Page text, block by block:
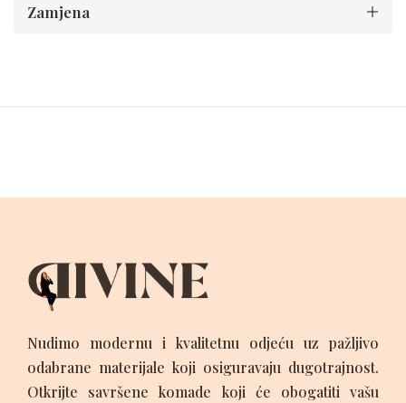
Zamjena
Nudimo modernu i kvalitetnu odjeću uz pažljivo
odabrane materijale koji osiguravaju dugotrajnost.
Otkrijte savršene komade koji će obogatiti vašu